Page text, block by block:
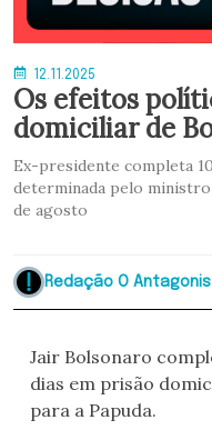
12.11.2025
Os efeitos
domiciliar de
Ex-presidente completa
determinada pelo ministro
de agosto
Redação O
Jair Bolsonaro
dias em prisão
para a Papuda.